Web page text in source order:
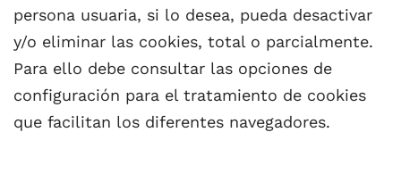
persona usuaria, si lo desea, pueda desactivar
y/o eliminar las cookies, total o parcialmente.
Para ello debe consultar las opciones de
configuración para el tratamiento de cookies
que facilitan los diferentes navegadores.